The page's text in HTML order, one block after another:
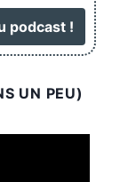
UN PEU)